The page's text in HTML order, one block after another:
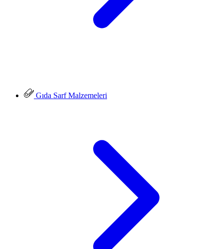
Gıda Sarf Malzemeleri